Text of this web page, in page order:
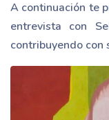
A continuación te
entrevista con
contribuyendo con